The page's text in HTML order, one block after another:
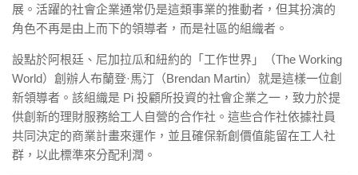
展。活躍的社會企業通常仍是這類事業的推動者，但其扮演的
角色不再是由上而下的領導者，而是社區的組織者。
設點於阿根廷、尼加拉瓜和紐約的「工作世界」（The Working
World）創辦人布蘭登·馬汀（Brendan Martin）就是這樣一位創
新領導者。該組織是 Pi 投顧所投資的社會企業之一，致力於提
供創新的理財服務給工人自營的合作社。這些合作社依據社員
共同決定的商業計畫來運作，並且確保新創價值能留在工人社
群，以此標準來分配利潤。